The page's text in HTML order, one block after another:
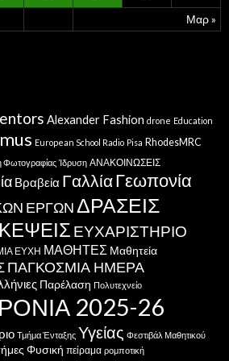
Μαρ »
Alexander Fashion drone Education
European School Radio Pisa RhodesMRC
Φωτογραφίας Ίδρυση ΑΝΑΚΟΙΝΩΣΕΙΣ
Βραβεία ΓαλλίαΓεωπονία
ΕΡΓΩΝΔΡΑΣΕΙΣ
ΕΥΧΑΡΙΣΤΗΡΙΟ
ΕΥΧΗ ΜΑΘΗΤΕΣ Μαθητεία
ΠΑΓΚΟΣΜΙΑ ΗΜΕΡΑ
Παρέλαση Πολυτεχνείο
2025-26
Τμήμα Ένταξης Υγείας Φεστιβάλ Μαθητικού
Φυσική πείραμα ρομποτική